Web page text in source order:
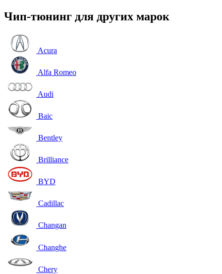
Чип-тюнинг для других марок
Acura
Alfa Romeo
Audi
Baic
Bentley
Brilliance
BYD
Cadillac
Changan
Changhe
Chery